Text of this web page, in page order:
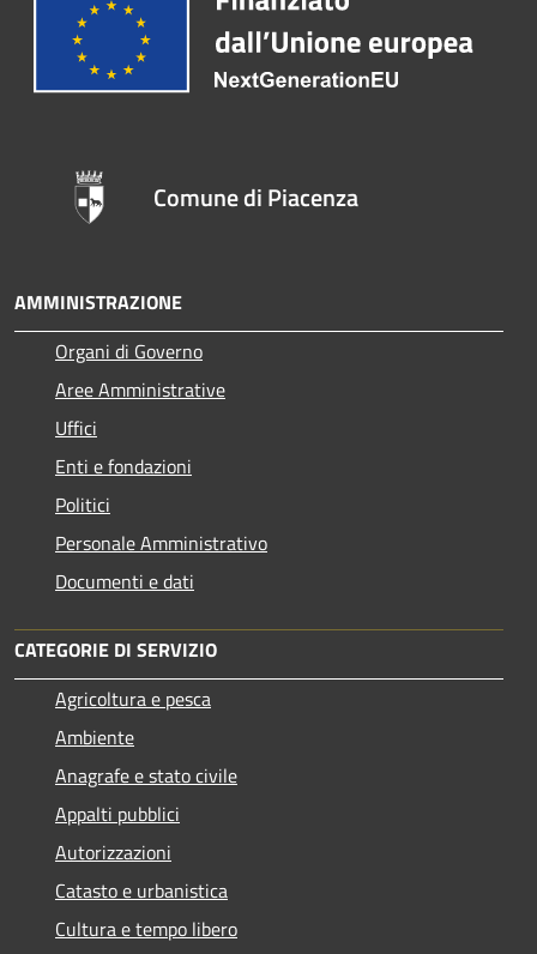
Comune di Piacenza
AMMINISTRAZIONE
Organi di Governo
Aree Amministrative
Uffici
Enti e fondazioni
Politici
Personale Amministrativo
Documenti e dati
CATEGORIE DI SERVIZIO
Agricoltura e pesca
Ambiente
Anagrafe e stato civile
Appalti pubblici
Autorizzazioni
Catasto e urbanistica
Cultura e tempo libero